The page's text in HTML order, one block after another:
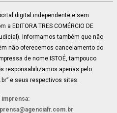
digital independente e sem
EDITORA TRES COMÉRCIO DE
Informamos também que não
não oferecemos cancelamento do
de nome ISTOÉ, tampouco
responsabilizamos apenas pelo
e seus respectivos sites.